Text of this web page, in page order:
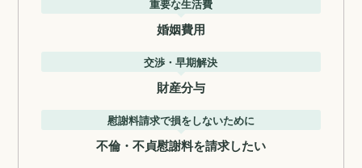
重要な生活費
婚姻費用
交渉・早期解決
財産分与
慰謝料請求で損をしないために
不倫・不貞慰謝料を請求したい